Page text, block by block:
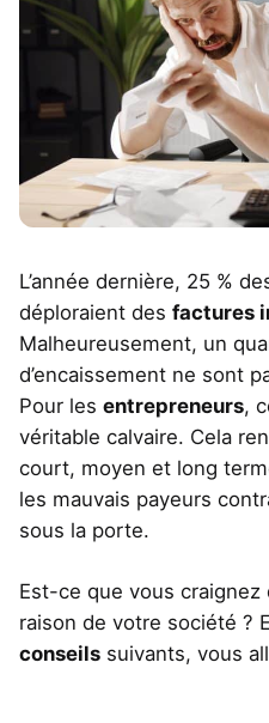
L’année dernière, 25 %
déploraient des factures
Malheureusement, un
d’encaissement ne sont
Pour les entrepreneurs,
véritable calvaire. Cela
court, moyen et long
les mauvais payeurs
sous la porte.
Est-ce que vous craignez
raison de votre société ?
conseils suivants, vous